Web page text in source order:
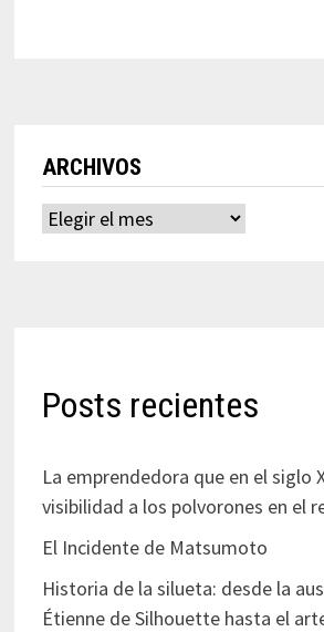
ARCHIVOS
Archivos
Posts recientes
La emprendedora que en el siglo
visibilidad a los polvorones en el
El Incidente de Matsumoto
Historia de la silueta: desde la
Étienne de Silhouette hasta el